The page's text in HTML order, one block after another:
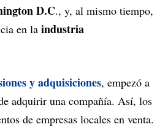
D.C., y, al mismo tiempo,
en la industria
y adquisiciones, empezó a
adquirir una compañía. Así, los
de empresas locales en venta.